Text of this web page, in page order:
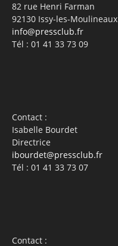
82 rue Henri Farman
92130 Issy-les-Moulineaux
info@pressclub.fr
Tél : 01 41 33 73 09
Contact :
Isabelle Bourdet
Directrice
ibourdet@pressclub.fr
Tél : 01 41 33 73 07
Contact :